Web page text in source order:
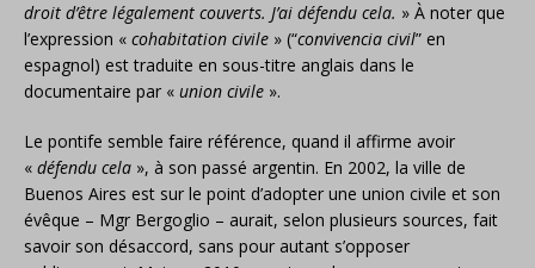
droit d’être légalement couverts. J’ai défendu cela. » À noter que
l’expression « cohabitation civile » (“convivencia civil” en
espagnol) est traduite en sous-titre anglais dans le
documentaire par « union civile ».
Le pontife semble faire référence, quand il affirme avoir
« défendu cela », à son passé argentin. En 2002, la ville de
Buenos Aires est sur le point d’adopter une union civile et son
évêque – Mgr Bergoglio – aurait, selon plusieurs sources, fait
savoir son désaccord, sans pour autant s’opposer